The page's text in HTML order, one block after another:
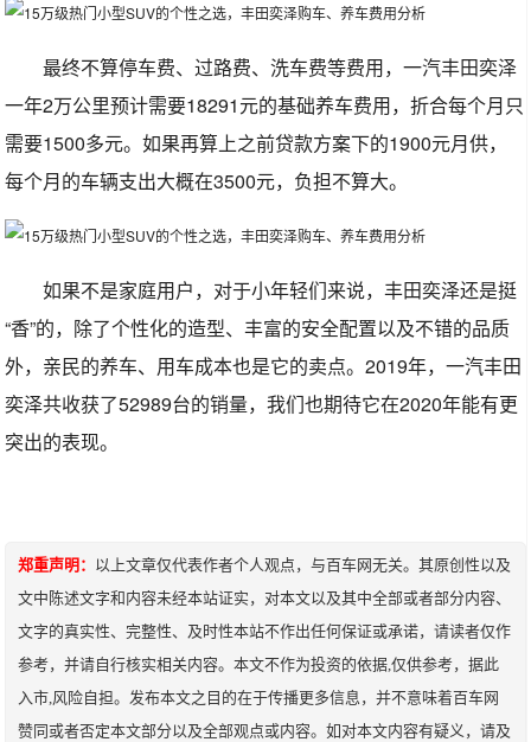
最终不算停车费、过路费、洗车费等费用，一汽丰田奕泽
一年2万公里预计需要18291元的基础养车费用，折合每个月只
需要1500多元。如果再算上之前贷款方案下的1900元月供，
每个月的车辆支出大概在3500元，负担不算大。
如果不是家庭用户，对于小年轻们来说，丰田奕泽还是挺
“香”的，除了个性化的造型、丰富的安全配置以及不错的品质
外，亲民的养车、用车成本也是它的卖点。2019年，一汽丰田
奕泽共收获了52989台的销量，我们也期待它在2020年能有更
突出的表现。
郑重声明： 以上文章仅代表作者个人观点，与百车网无关。其原创性以及
文中陈述文字和内容未经本站证实，对本文以及其中全部或者部分内容、
文字的真实性、完整性、及时性本站不作出任何保证或承诺，请读者仅作
参考，并请自行核实相关内容。本文不作为投资的依据,仅供参考，据此
入市,风险自担。发布本文之目的在于传播更多信息，并不意味着百车网
赞同或者否定本文部分以及全部观点或内容。如对本文内容有疑义，请及